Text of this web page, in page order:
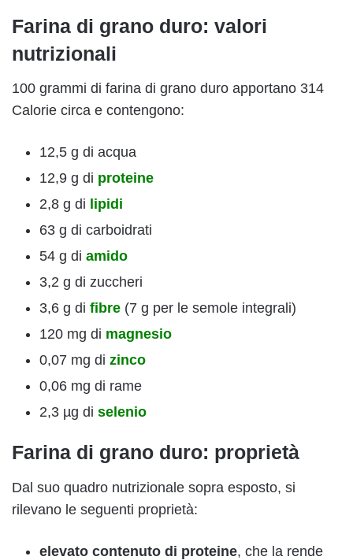
Farina di grano duro: valori
nutrizionali
100 grammi di farina di grano duro apportano 314
Calorie circa e contengono:
12,5 g di acqua
12,9 g di proteine
2,8 g di lipidi
63 g di carboidrati
54 g di amido
3,2 g di zuccheri
3,6 g di fibre (7 g per le semole integrali)
120 mg di magnesio
0,07 mg di zinco
0,06 mg di rame
2,3 µg di selenio
Farina di grano duro: proprietà
Dal suo quadro nutrizionale sopra esposto, si
rilevano le seguenti proprietà:
elevato contenuto di proteine, che la rende